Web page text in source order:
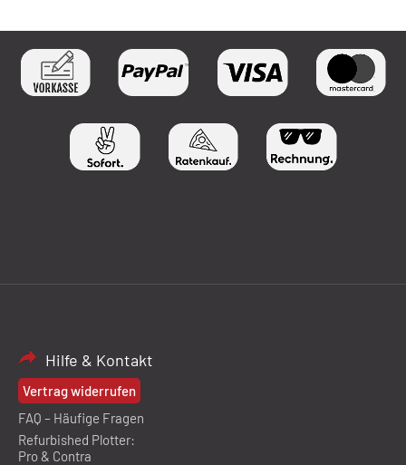
Hilfe & Kontakt
Vertrag widerrufen
FAQ – Häufige Fragen
Refurbished Plotter:
Pro & Contra